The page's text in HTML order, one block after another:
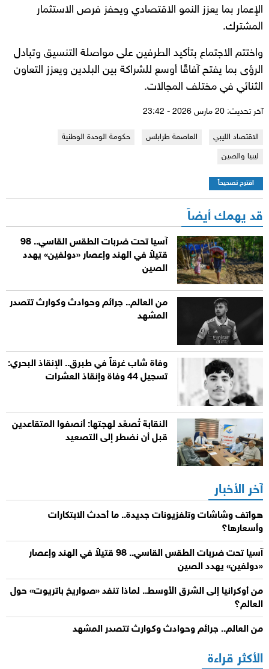
الإعمار بما يعزز النمو الاقتصادي ويحفز فرص الاستثمار
المشترك.
واختتم الاجتماع بتأكيد الطرفين على مواصلة التنسيق وتبادل
الرؤى بما يفتح آفاقًا أوسع للشراكة بين البلدين ويعزز التعاون
الثنائي في مختلف المجالات.
آخر تحديث: 20 مارس 2026 - 23:42
الاقتصاد الليبي العاصمة طرابلس
حكومة الوحدة الوطنية
ليبيا والصين
اقترح تصحيحاً
قد يهمك أيضاً
آسيا تحت ضربات الطقس القاسي.. 98
قتيلاً في الهند وإعصار «دولفين» يهدد
الصين
من العالم.. جرائم وحوادث وكوارث تتصدر
المشهد
وفاة شاب غرقاً في طبرق.. الإنقاذ البحري:
تسجيل 44 وفاة وإنقاذ العشرات
النقابة تُصعّد لهجتها: أنصفوا المتقاعدين
قبل أن نضطر إلى التصعيد
آخر الأخبار
هواتف وشاشات وتلفزيونات جديدة.. ما أحدث الابتكارات
وأسعارها؟
آسيا تحت ضربات الطقس القاسي.. 98 قتيلاً في الهند وإعصار
«دولفين» يهدد الصين
من أوكرانيا إلى الشرق الأوسط.. لماذا تنفد «صواريخ باتريوت» حول
العالم؟
من العالم.. جرائم وحوادث وكوارث تتصدر المشهد
الأكثر قراءة